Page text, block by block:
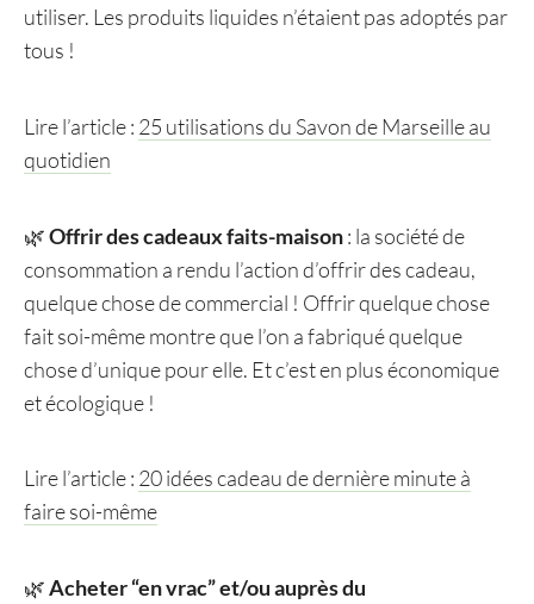
utiliser. Les produits liquides n’étaient pas adoptés par
tous !
Lire l’article : 25 utilisations du Savon de Marseille au
quotidien
🌿Offrir des cadeaux faits-maison: la société de
consommation a rendu l’action d’offrir des cadeau,
quelque chose de commercial ! Offrir quelque chose
fait soi-même montre que l’on a fabriqué quelque
chose d’unique pour elle. Et c’est en plus économique
et écologique !
Lire l’article : 20 idées cadeau de dernière minute à
faire soi-même
🌿Acheter “en vrac” et/ou auprès du